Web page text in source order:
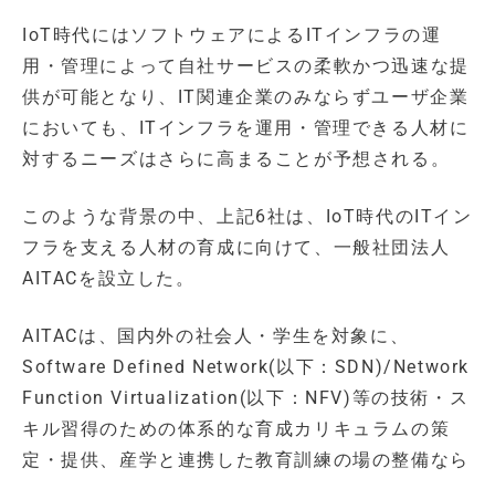
IoT時代にはソフトウェアによるITインフラの運
用・管理によって自社サービスの柔軟かつ迅速な提
供が可能となり、IT関連企業のみならずユーザ企業
においても、ITインフラを運用・管理できる人材に
対するニーズはさらに高まることが予想される。
このような背景の中、上記6社は、IoT時代のITイン
フラを支える人材の育成に向けて、一般社団法人
AITACを設立した。
AITACは、国内外の社会人・学生を対象に、
Software Defined Network(以下：SDN)/Network
Function Virtualization(以下：NFV)等の技術・ス
キル習得のための体系的な育成カリキュラムの策
定・提供、産学と連携した教育訓練の場の整備なら